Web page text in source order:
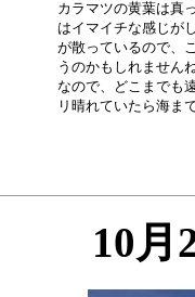
カラマツの黄葉は真
はイマイチな感じが
が散っているので、
うのかもしれません
なので、どこまでも
10月